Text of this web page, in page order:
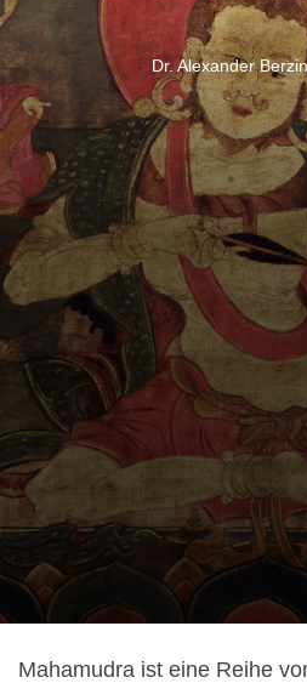
Dr. Alexander Berzin
Mahamudra ist eine Reihe